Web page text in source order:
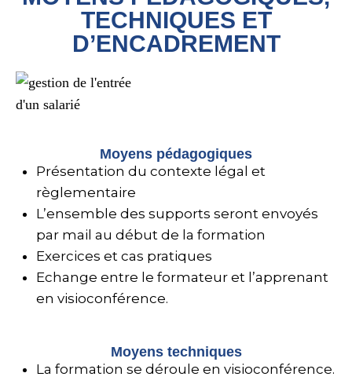
TECHNIQUES ET
D’ENCADREMENT
Moyens pédagogiques
Présentation du contexte légal et
règlementaire
L’ensemble des supports seront envoyés
par mail au début de la formation
Exercices et cas pratiques
Echange entre le formateur et l’apprenant
en visioconférence.
Moyens techniques
La formation se déroule en visioconférence.